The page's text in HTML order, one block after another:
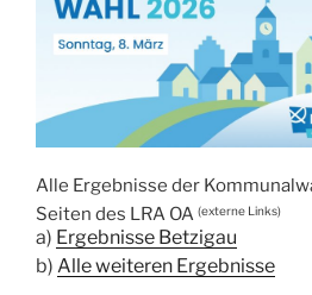
Alle Ergebnisse der
Seiten des LRA OA (externe Links)
a) Ergebnisse Betzigau
b) Alle weiteren Ergebnisse